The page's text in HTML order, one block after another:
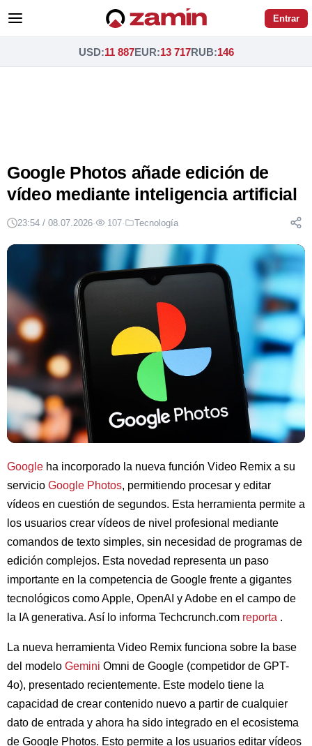
Entrar
USD:11 887EUR:13 717RUB:146
Google Photos añade edición de
vídeo mediante inteligencia artificial
23:54 / 08.07.2026· 107· Tecnología
Google ha incorporado la nueva función Video Remix a su
servicio Google Photos, permitiendo procesar y editar
vídeos en cuestión de segundos. Esta herramienta permite a
los usuarios crear vídeos de nivel profesional mediante
comandos de texto simples, sin necesidad de programas de
edición complejos. Esta novedad representa un paso
importante en la competencia de Google frente a gigantes
tecnológicos como Apple, OpenAI y Adobe en el campo de
la IA generativa. Así lo informa Techcrunch.com reporta .
La nueva herramienta Video Remix funciona sobre la base
del modelo Gemini Omni de Google (competidor de GPT-
4o), presentado recientemente. Este modelo tiene la
capacidad de crear contenido nuevo a partir de cualquier
dato de entrada y ahora ha sido integrado en el ecosistema
de Google Photos. Esto permite a los usuarios editar vídeos